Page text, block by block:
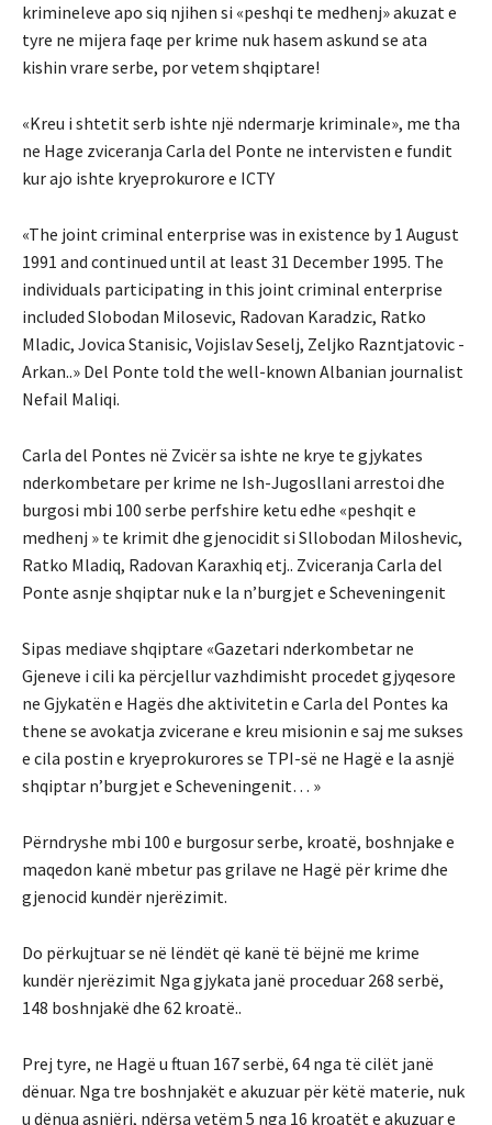
krimineleve apo siq njihen si «peshqi te medhenj» akuzat e
tyre ne mijera faqe per krime nuk hasem askund se ata
kishin vrare serbe, por vetem shqiptare!
«Kreu i shtetit serb ishte një ndermarje kriminale», me tha
ne Hage zviceranja Carla del Ponte ne intervisten e fundit
kur ajo ishte kryeprokurore e ICTY
«The joint criminal enterprise was in existence by 1 August
1991 and continued until at least 31 December 1995. The
individuals participating in this joint criminal enterprise
included Slobodan Milosevic, Radovan Karadzic, Ratko
Mladic, Jovica Stanisic, Vojislav Seselj, Zeljko Razntjatovic -
Arkan..» Del Ponte told the well-known Albanian journalist
Nefail Maliqi.
Carla del Pontes në Zvicër sa ishte ne krye te gjykates
nderkombetare per krime ne Ish-Jugosllani arrestoi dhe
burgosi mbi 100 serbe perfshire ketu edhe «peshqit e
medhenj » te krimit dhe gjenocidit si Sllobodan Miloshevic,
Ratko Mladiq, Radovan Karaxhiq etj.. Zviceranja Carla del
Ponte asnje shqiptar nuk e la n’burgjet e Scheveningenit
Sipas mediave shqiptare «Gazetari nderkombetar ne
Gjeneve i cili ka përcjellur vazhdimisht procedet gjyqesore
ne Gjykatën e Hagës dhe aktivitetin e Carla del Pontes ka
thene se avokatja zvicerane e kreu misionin e saj me sukses
e cila postin e kryeprokurores se TPI-së ne Hagë e la asnjë
shqiptar n’burgjet e Scheveningenit… »
Përndryshe mbi 100 e burgosur serbe, kroatë, boshnjake e
maqedon kanë mbetur pas grilave ne Hagë për krime dhe
gjenocid kundër njerëzimit.
Do përkujtuar se në lëndët që kanë të bëjnë me krime
kundër njerëzimit Nga gjykata janë proceduar 268 serbë,
148 boshnjakë dhe 62 kroatë..
Prej tyre, ne Hagë u ftuan 167 serbë, 64 nga të cilët janë
dënuar. Nga tre boshnjakët e akuzuar për këtë materie, nuk
u dënua asnjëri, ndërsa vetëm 5 nga 16 kroatët e akuzuar e